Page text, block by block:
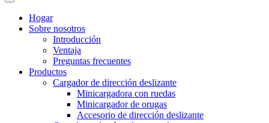
Hogar
Sobre nosotros
Introducción
Ventaja
Preguntas frecuentes
Productos
Cargador de dirección deslizante
Minicargadora con ruedas
Minicargador de orugas
Accesorio de dirección deslizante